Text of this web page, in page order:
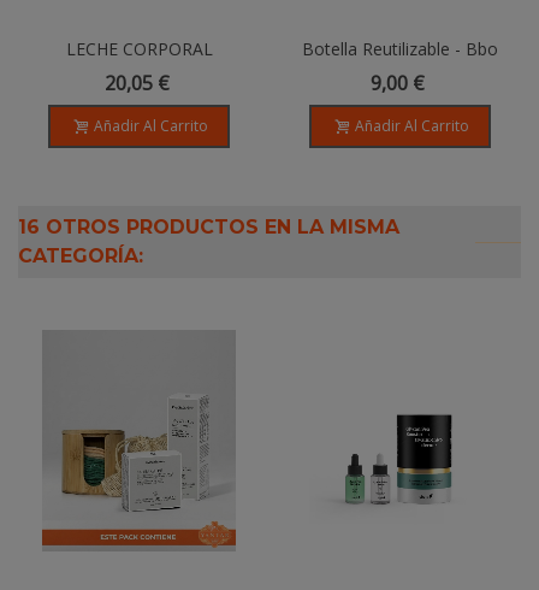
LECHE CORPORAL
SUAVIZANTE - 500ml
20,05 €
Añadir Al Carrito
Botella Reutilizable - Bbo
Irisana 300 Ml, Con Funda
De Silicona
9,00 €
Añadir Al Carrito
16 OTROS PRODUCTOS EN LA MISMA
CATEGORÍA: